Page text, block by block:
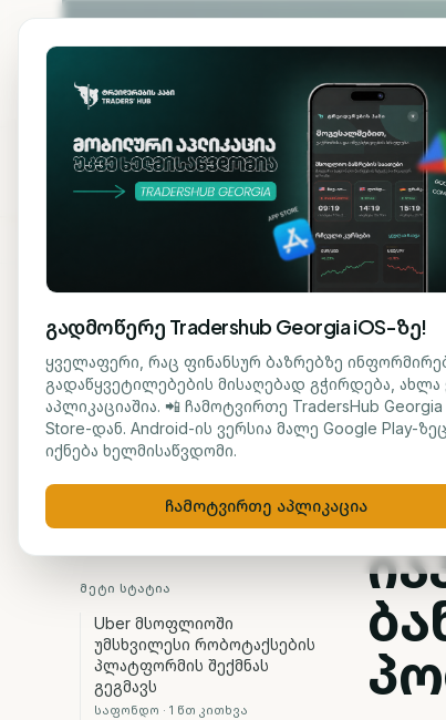
გადადი ძირითად შინაარსზე
მთავარი
ჩვენ
ბლოგზე დაბრუნება
ნუცა ტყეშელაშვილი
ᲟᲣᲠᲜᲐᲚᲘᲡᲢᲘ
ᲛᲔᲢᲘ ᲡᲢᲐᲢᲘᲐ
Uber მსოფლიოში
უმსხვილესი რობოტაქსების
პლატფორმის შექმნას
გეგმავს
საფონდო · 1 წთ კითხვა
გადმოწერე Tradershub Georgia iOS-ზე!
ყველაფერი, რაც ფინანსურ ბაზრებზე
გადაწყვეტილებების მისაღებად გჭირდება,
აპლიკაციაშია. 📲 ჩამოტვირთე TradersHub Georgia
Store-დან. Android-ის ვერსია მალე Google Play-ზეც
იქნება ხელმისაწვდომი.
ჩამოტვირთე აპლიკაცია